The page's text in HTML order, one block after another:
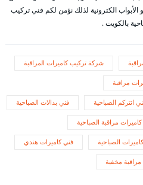
الأبواب الكترونية لذلك نؤمن لكم فني تركيب
بالكويت .
شركة تركيب كاميرات المراقبة
مراقبة
انتركم الصباحية فني بدالات الصباحية
مراقبة الصباحية
الصباحية فني كاميرات هندي
مراقبة مخفية